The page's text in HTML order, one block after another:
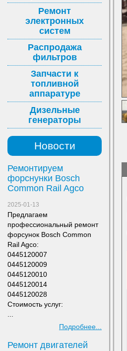
Ремонт
электронных
систем
Распродажа
фильтров
Запчасти к
топливной
аппаратуре
Дизельные
генераторы
Новости
Ремонтируем
форснунки Bosch
Common Rail Agco
2025-01-13
Предлагаем
профессиональный ремонт
форсунок Bosch Common
Rail Agco:
0445120007
0445120009
0445120010
0445120014
0445120028
Стоимость услуг:
Подробнее...
Ремонт двигателей